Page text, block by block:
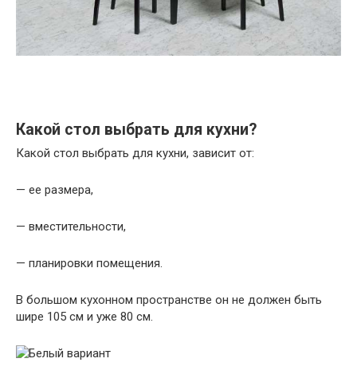
Какой стол выбрать для кухни?
Какой стол выбрать для кухни, зависит от:
— ее размера,
— вместительности,
— планировки помещения.
В большом кухонном пространстве он не должен быть
шире 105 см и уже 80 см.